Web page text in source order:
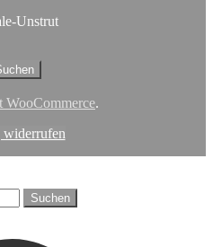
Unstrut
WooCommerce.
widerrufen
Suchen